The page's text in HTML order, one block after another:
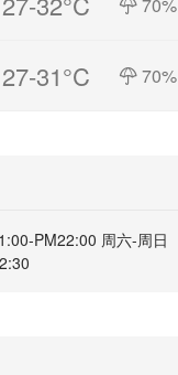
27-31°C 70%
PM22:00 周六-周日